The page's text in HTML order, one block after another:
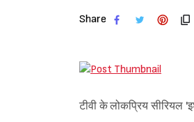
Share
टीवी के लोकप्रिय सीरियल